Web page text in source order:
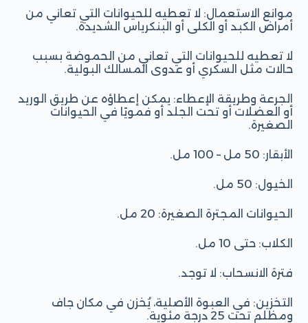
موانع الاستعمال: لا تعطيه للحيوانات التي تعاني من
أمراض الكبد أو الكلى أو البنكرياس الشديدة.
لا تعطيه للحيوانات التي تعاني من الحموضة بسبب
حالات مثل السكري أو عدوى المسالك البولية.
الجرعة وطريقة الإعطاء: يمكن إعطاؤه عن طريق الوريد
أو العضلات أو تحت الجلد أو فمويًا في الحيوانات
الصغيرة.
الأبقار: 50 مل – 100 مل.
الخيول: 50 مل.
الحيوانات المجترة الصغيرة: 20 مل.
الكلاب: حتى 10 مل.
فترة الانسحاب: لا توجد.
التخزين: في العبوة الأصلية، يُخزن في مكان جاف
ومظلم تحت 25 درجة مئوية.